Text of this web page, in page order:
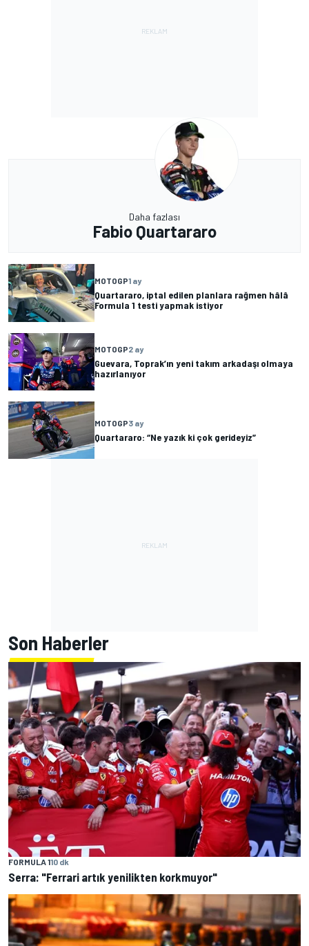
Daha fazlası
Fabio Quartararo
MOTOGP1 ay
Quartararo, iptal edilen planlara rağmen hâlâ
Formula 1 testi yapmak istiyor
MOTOGP2 ay
Guevara, Toprak’ın yeni takım arkadaşı olmaya
hazırlanıyor
MOTOGP3 ay
Quartararo: “Ne yazık ki çok gerideyiz”
Son Haberler
FORMULA 110 dk
Serra: "Ferrari artık yenilikten korkmuyor"